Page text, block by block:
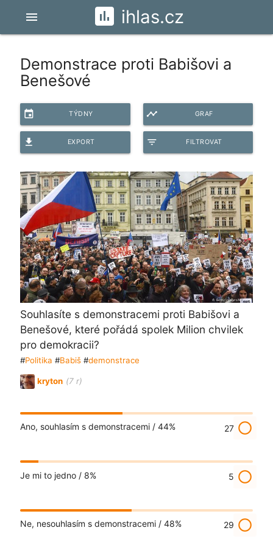
ihlas.cz
menu
Demonstrace proti Babišovi a
Benešové
event TÝDNY timeline GRAF
file_download EXPORT filter_list FILTROVAT
Souhlasíte s demonstracemi proti Babišovi a
Benešové, které pořádá spolek Milion chvilek
pro demokracii?
#Politika #Babiš#demonstrace
kryton (7 r)
Ano, souhlasím s demonstracemi / 44% 27 radio_button_unchecked
Je mi to jedno / 8% 5 radio_button_unchecked
Ne, nesouhlasím s demonstracemi / 48% 29 radio_button_unchecked